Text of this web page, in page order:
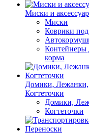
Миски и
Миски
Коврики
Контейнеры
корма
Домики, Лежанки,
Когтеточки
Домики,
Когтеточки